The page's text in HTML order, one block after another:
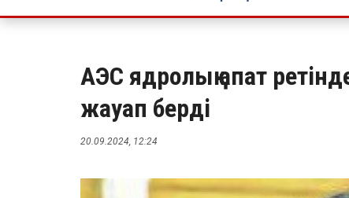
АЭС ядролық апат
жауап берді
20.09.2024, 12:24